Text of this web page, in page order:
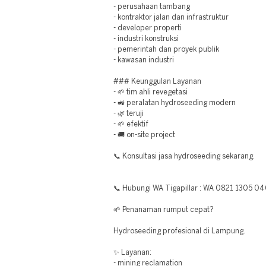
- perusahaan tambang
- kontraktor jalan dan infrastruktur
- developer properti
- industri konstruksi
- pemerintah dan proyek publik
- kawasan industri
### Keunggulan Layanan
- 🌱 tim ahli revegetasi
- 🚜 peralatan hydroseeding modern
- 🌿 teruji
- 🌱 efektif
- 🚚 on-site project
📞 Konsultasi jasa hydroseeding sekarang.
📞 Hubungi WA Tigapillar : WA 0821 1305
🌱 Penanaman rumput cepat?
Hydroseeding profesional di Lampung.
✨ Layanan:
- mining reclamation